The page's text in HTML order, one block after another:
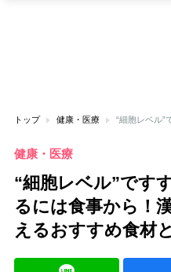
トップ 健康・医療
健康・医療
“細胞レベル”です
るには食事から！
えるおすすめ食材